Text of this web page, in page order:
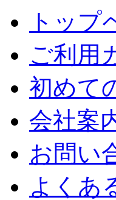
トップ
ご利用
初めて
会社案
お問い
よくあ